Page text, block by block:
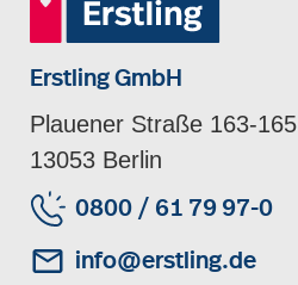
Erstling GmbH
Plauener Straße 163-165
13053 Berlin
0800 / 61 79 97-0
info@erstling.de